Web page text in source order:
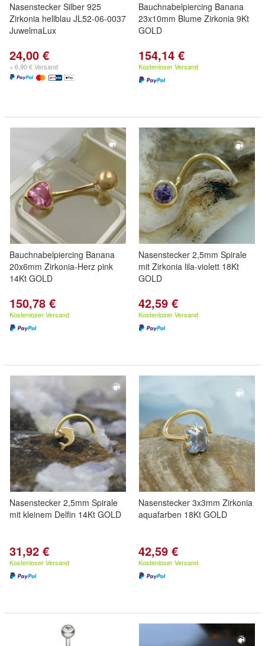
Nasenstecker Silber 925
Zirkonia hellblau JL52-06-0037
JuwelmaLux
24,00 €
+ 6,90 € Versand
Bauchnabelpiercing Banana
23x10mm Blume Zirkonia 9Kt
GOLD
154,14 €
Kostenloser Versand
Bauchnabelpiercing Banana
20x6mm Zirkonia-Herz pink
14Kt GOLD
150,78 €
Kostenloser Versand
Nasenstecker 2,5mm Spirale
mit Zirkonia lila-violett 18Kt
GOLD
42,59 €
Kostenloser Versand
Nasenstecker 2,5mm Spirale
mit kleinem Delfin 14Kt GOLD
31,92 €
Kostenloser Versand
Nasenstecker 3x3mm Zirkonia
aquafarben 18Kt GOLD
42,59 €
Kostenloser Versand